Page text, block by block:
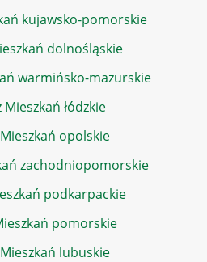
kujawsko-pomorskie
dolnośląskie
warmińsko-mazurskie
łódzkie
opolskie
zachodniopomorskie
podkarpackie
pomorskie
lubuskie